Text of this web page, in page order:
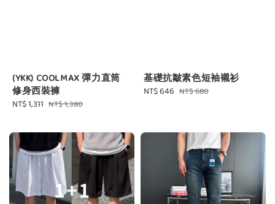
(YKK) COOLMAX 彈力直筒
修身西裝褲
Sale
NT$ 1,311 Regular
NT$ 1,380
基礎抗皺素色短袖襯衫
Sale
NT$ 646 Regular
NT$ 680